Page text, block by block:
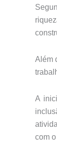
Além
A
com